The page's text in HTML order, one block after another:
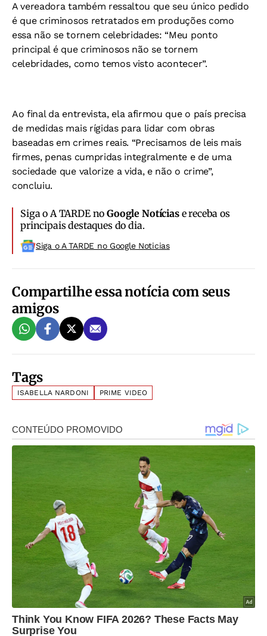
A vereadora também ressaltou que seu único pedido
é que criminosos retratados em produções como
essa não se tornem celebridades:“Meu ponto
principal é que criminosos não se tornem
celebridades, como temos visto acontecer”.
Ao final da entrevista, ela afirmou que o país precisa
de medidas mais rígidas para lidar com obras
baseadas em crimes reais. “Precisamos de leis mais
firmes, penas cumpridas integralmente e de uma
sociedade que valorize a vida, e não o crime”,
concluiu.
Siga o A TARDE noGoogle Notíciase receba os
principais destaques do dia.
Siga o A TARDE no Google Noticias
Compartilhe essa notícia com seus
amigos
Tags
ISABELLA NARDONI PRIME VIDEO